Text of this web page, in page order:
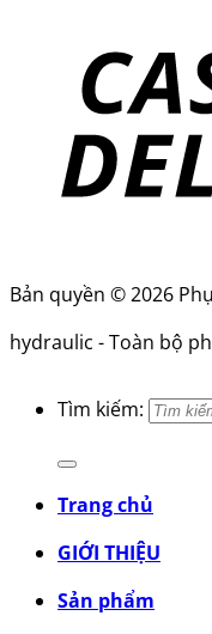
Bản quyền © 2026
hydraulic - Toàn bộ
Tìm kiếm:
Trang chủ
GIỚI THIỆU
Sản phẩm